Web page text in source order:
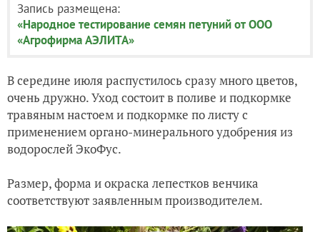
Запись размещена:
«Народное тестирование семян петуний от ООО
«Агрофирма АЭЛИТА»
В середине июля распустилось сразу много цветов,
очень дружно. Уход состоит в поливе и подкормке
травяным настоем и подкормке по листу с
применением органо-минерального удобрения из
водорослей ЭкоФус.
Размер, форма и окраска лепестков венчика
соответствуют заявленным производителем.